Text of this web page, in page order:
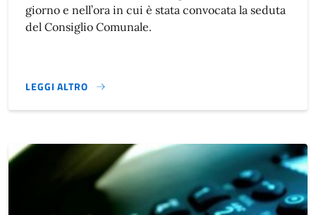
giorno e nell’ora in cui è stata convocata la seduta
del Consiglio Comunale.
LEGGI ALTRO
IL CONSIGLIO COMUNALE IN DIRETTA STREAMING}